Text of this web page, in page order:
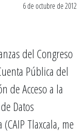
6 de octubre de 2012
del Congreso
Pública del
de Acceso a la
Datos
Tlaxcala, me